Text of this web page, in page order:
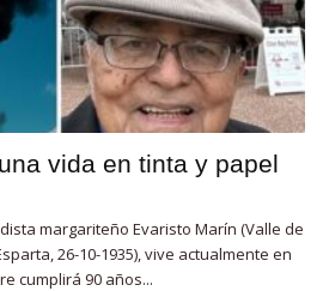
vida en tinta y papel
margariteño Evaristo Marín (Valle de
26-10-1935), vive actualmente en
cumplirá 90 años...